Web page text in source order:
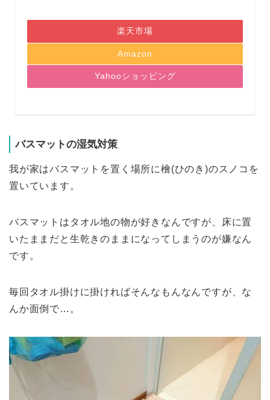
楽天市場
Amazon
Yahooショッピング
バスマットの湿気対策
我が家はバスマットを置く場所に檜(ひのき)のスノコを
置いています。
バスマットはタオル地の物が好きなんですが、床に置
いたままだと生乾きのままになってしまうのが嫌なん
です。
毎回タオル掛けに掛ければそんなもんなんですが、な
んか面倒で…。